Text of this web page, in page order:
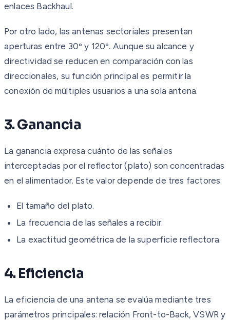
enlaces Backhaul.
Por otro lado, las antenas sectoriales presentan
aperturas entre 30º y 120º. Aunque su alcance y
directividad se reducen en comparación con las
direccionales, su función principal es permitir la
conexión de múltiples usuarios a una sola antena.
3. Ganancia
La ganancia expresa cuánto de las señales
interceptadas por el reflector (plato) son concentradas
en el alimentador. Este valor depende de tres factores:
El tamaño del plato.
La frecuencia de las señales a recibir.
La exactitud geométrica de la superficie reflectora.
4. Eficiencia
La eficiencia de una antena se evalúa mediante tres
parámetros principales: relación Front-to-Back, VSWR y